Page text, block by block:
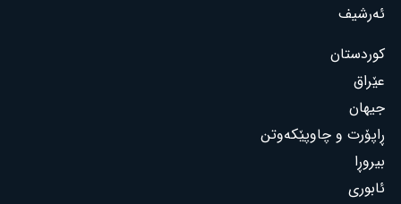
ئەرشیف
کوردستان
عێراق
جیهان
ڕاپۆرت و چاوپێکەوتن
بیروڕا
ئابوری